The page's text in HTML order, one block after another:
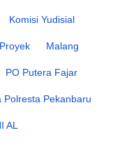
Komisi Yudisial
Malang
PO Putera Fajar
Polresta Pekanbaru
AL